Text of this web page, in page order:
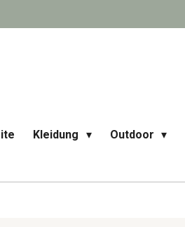
Kleidung Outdoor